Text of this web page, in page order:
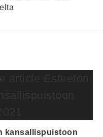
kansallispuistoon